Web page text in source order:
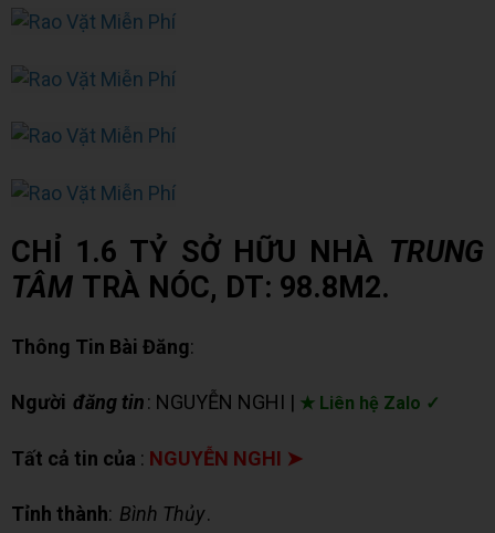
CHỈ 1.6 TỶ SỞ HỮU NHÀ TRUNG
TÂM TRÀ NÓC, DT: 98.8M2.
Thông Tin Bài Đăng:
Người đăng tin: NGUYỄN NGHI | ★ Liên hệ Zalo ✓
Tất cả tin của : NGUYỄN NGHI ➤
Tỉnh thành: Bình Thủy.